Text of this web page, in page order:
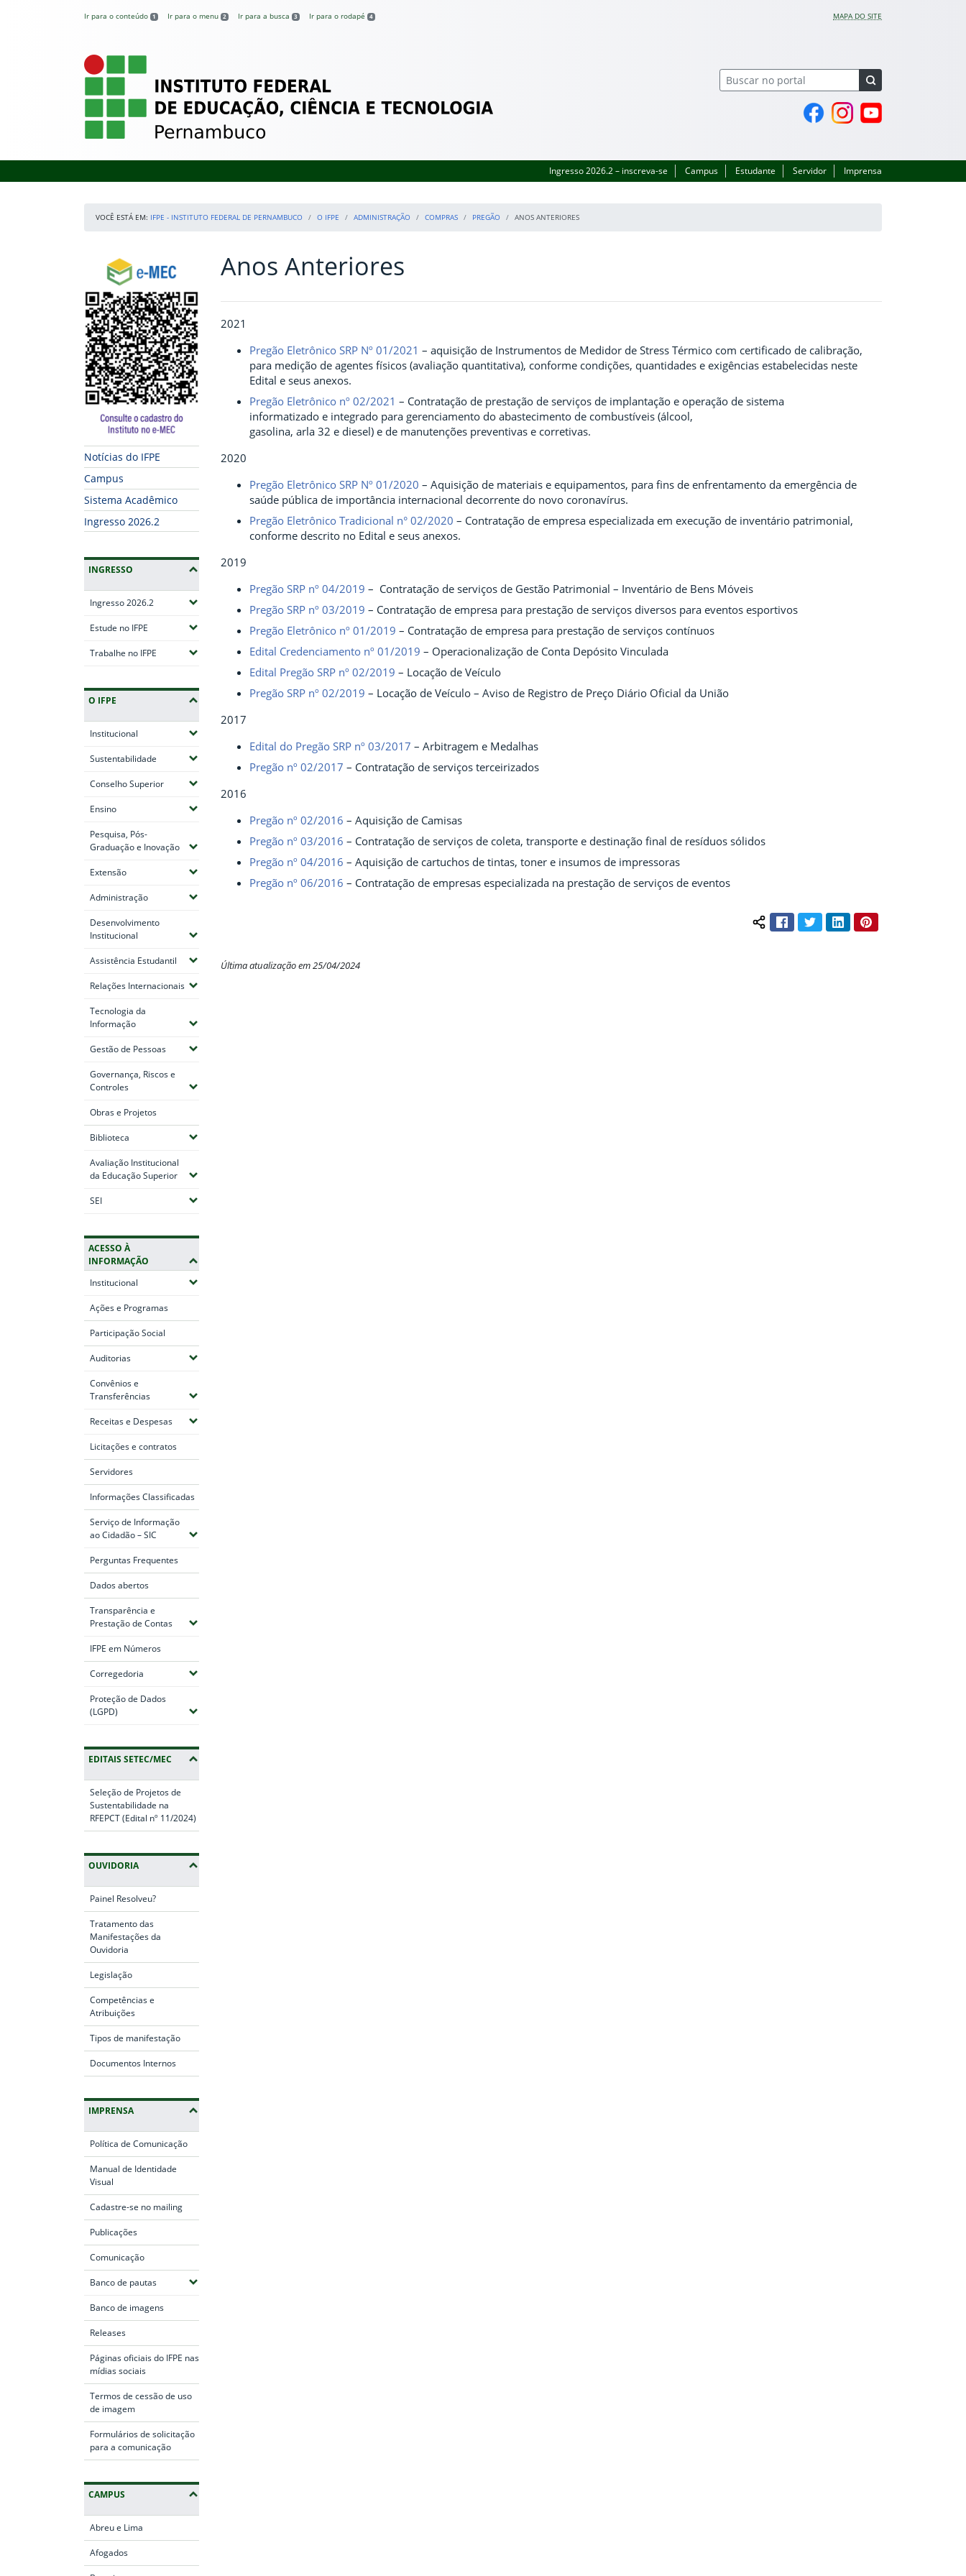
Ir para o conteúdo 1 Ir para o menu 2 Ir para a busca 3 Ir para o rodapé 4 MAPA DO SITE
IFPE – Instituto Federal de Pernambuco
Página do Facebook
Perfil no Instagram
Canal no YouTube
Ingresso 2026.2 – inscreva-se Campus Estudante Servidor Imprensa
VOCÊ ESTÁ EM: IFPE - INSTITUTO FEDERAL DE PERNAMBUCO O IFPE ADMINISTRAÇÃO COMPRAS PREGÃO ANOS ANTERIORES
Início da navegação
Consulte o cadastro do Instituto no e-MEC
Notícias do IFPE
Campus
Sistema Acadêmico
Ingresso 2026.2
INGRESSO
Ingresso 2026.2 (Expandir submenus)
Estude no IFPE (Expandir submenus)
Trabalhe no IFPE (Expandir submenus)
O IFPE
Institucional (Expandir submenus)
Sustentabilidade (Expandir submenus)
Conselho Superior(Expandir submenus)
Ensino(Expandir submenus)
Pesquisa, Pós-
Graduação e Inovação(Expandir submenus)
Extensão(Expandir submenus)
Administração(Expandir submenus)
Desenvolvimento
Institucional (Expandir submenus)
Assistência Estudantil (Expandir submenus)
Relações Internacionais(Expandir submenus)
Tecnologia da
Informação(Expandir submenus)
Gestão de Pessoas(Expandir submenus)
Governança, Riscos e
Controles(Expandir submenus)
Obras e Projetos
Biblioteca (Expandir submenus)
Avaliação Institucional
da Educação Superior(Expandir submenus)
SEI(Expandir submenus)
ACESSO À
INFORMAÇÃO
Institucional (Expandir submenus)
Ações e Programas
Participação Social
Auditorias(Expandir submenus)
Convênios e
Transferências(Expandir submenus)
Receitas e Despesas(Expandir submenus)
Licitações e contratos
Servidores
Informações Classificadas
Serviço de Informação
ao Cidadão – SIC (Expandir submenus)
Perguntas Frequentes
Dados abertos
Transparência e
Prestação de Contas(Expandir submenus)
IFPE em Números
Corregedoria (Expandir submenus)
Proteção de Dados
(LGPD) (Expandir submenus)
EDITAIS SETEC/MEC
Seleção de Projetos de
Sustentabilidade na
RFEPCT (Edital nº 11/2024)
OUVIDORIA
Painel Resolveu?
Tratamento das
Manifestações da
Ouvidoria
Legislação
Competências e
Atribuições
Tipos de manifestação
Documentos Internos
IMPRENSA
Política de Comunicação
Manual de Identidade
Visual
Cadastre-se no mailing
Publicações
Comunicação
Banco de pautas(Expandir submenus)
Banco de imagens
Releases
Páginas oficiais do IFPE nas
mídias sociais
Termos de cessão de uso
de imagem
Formulários de solicitação
para a comunicação
CAMPUS
Abreu e Lima
Afogados
Início do conteúdo
Anos Anteriores
2021
Pregão Eletrônico SRP Nº 01/2021 – aquisição de Instrumentos de Medidor de Stress Térmico com certificado de calibração,
para medição de agentes físicos (avaliação quantitativa), conforme condições, quantidades e exigências estabelecidas neste
Edital e seus anexos.
Pregão Eletrônico nº 02/2021 – Contratação de prestação de serviços de implantação e operação de sistema
informatizado e integrado para gerenciamento do abastecimento de combustíveis (álcool,
gasolina, arla 32 e diesel) e de manutenções preventivas e corretivas.
2020
Pregão Eletrônico SRP Nº 01/2020 – Aquisição de materiais e equipamentos, para fins de enfrentamento da emergência de
saúde pública de importância internacional decorrente do novo coronavírus.
Pregão Eletrônico Tradicional n° 02/2020 – Contratação de empresa especializada em execução de inventário patrimonial,
conforme descrito no Edital e seus anexos.
2019
Pregão SRP nº 04/2019 – Contratação de serviços de Gestão Patrimonial – Inventário de Bens Móveis
Pregão SRP nº 03/2019 – Contratação de empresa para prestação de serviços diversos para eventos esportivos
Pregão Eletrônico nº 01/2019 – Contratação de empresa para prestação de serviços contínuos
Edital Credenciamento nº 01/2019 – Operacionalização de Conta Depósito Vinculada
Edital Pregão SRP nº 02/2019 – Locação de Veículo
Pregão SRP nº 02/2019 – Locação de Veículo – Aviso de Registro de Preço Diário Oficial da União
2017
Edital do Pregão SRP nº 03/2017 – Arbitragem e Medalhas
Pregão nº 02/2017 – Contratação de serviços terceirizados
2016
Pregão nº 02/2016 – Aquisição de Camisas
Pregão nº 03/2016 – Contratação de serviços de coleta, transporte e destinação final de resíduos sólidos
Pregão nº 04/2016 – Aquisição de cartuchos de tintas, toner e insumos de impressoras
Pregão nº 06/2016 – Contratação de empresas especializada na prestação de serviços de eventos
Compartilhar conteúdo:
FacebookTwitterLinkedInPinterest
Última atualização em 25/04/2024